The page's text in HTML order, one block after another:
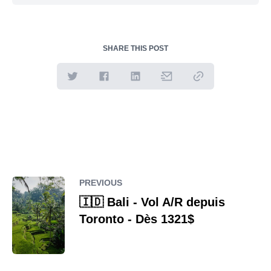
SHARE THIS POST
PREVIOUS
🇮🇩 Bali - Vol A/R depuis
Toronto - Dès 1321$